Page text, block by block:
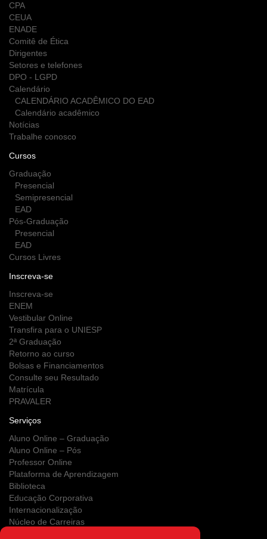
CPA
CEUA
ENADE
Comitê de Ética
Dirigentes
Setores e telefones
DPO - LGPD
Calendário
CALENDÁRIO ACADÊMICO DO EAD
Calendário acadêmico
Notícias
Trabalhe conosco
Cursos
Graduação
Presencial
Semipresencial
EAD
Pós-Graduação
Presencial
EAD
Cursos Livres
Inscreva-se
Inscreva-se
ENEM
Vestibular Online
Transfira para o UNIESP
2ª Graduação
Retorno ao curso
Bolsas e Financiamentos
Consulte seu Resultado
Matrícula
PRAVALER
Serviços
Aluno Online – Graduação
Aluno Online – Pós
Professor Online
Plataforma de Aprendizagem
Biblioteca
Educação Corporativa
Internacionalização
Núcleo de Carreiras